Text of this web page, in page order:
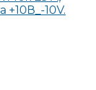
+10В_-10V.